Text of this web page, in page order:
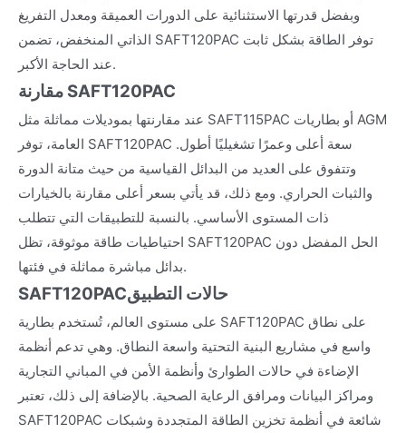
وبفضل قدرتها الاستثنائية على الدورات العميقة ومعدل التفريغ
الذاتي المنخفض، تضمن SAFT120PAC توفر الطاقة بشكل ثابت
عند الحاجة الأكبر.
مقارنة SAFT120PAC
عند مقارنتها بموديلات مماثلة مثل SAFT115PAC أو بطاريات AGM
العامة، توفر SAFT120PAC سعة أعلى وعمرًا تشغيليًا أطول.
وتتفوق على العديد من البدائل القياسية من حيث متانة الدورة
والثبات الحراري. ومع ذلك، قد يأتي بسعر أعلى مقارنة بالخيارات
ذات المستوى الأساسي. بالنسبة للتطبيقات التي تتطلب
احتياطيات طاقة موثوقة، تظل SAFT120PAC الحل المفضل دون
بدائل مباشرة مماثلة في فئتها.
SAFT120PACحالات التطبيق
على مستوى العالم، تُستخدم بطارية SAFT120PAC على نطاق
واسع في مشاريع البنية التحتية واسعة النطاق. وهي تدعم أنظمة
الإضاءة في حالات الطوارئ وأنظمة الأمن في المباني التجارية
ومراكز البيانات ومرافق الرعاية الصحية. بالإضافة إلى ذلك، تعتبر
SAFT120PAC شائعة في أنظمة تخزين الطاقة المتجددة وشبكات